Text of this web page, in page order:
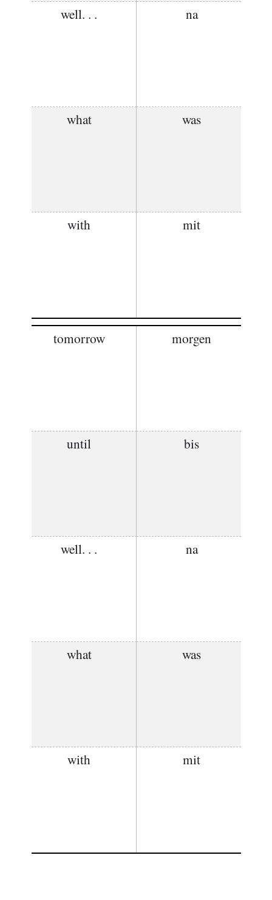
well. . . na
what was
with mit
tomorrow morgen
until bis
well. . . na
what was
with mit